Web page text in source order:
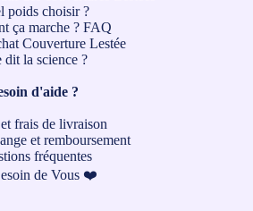
poids choisir ?
ça marche ? FAQ
Couverture Lestée
dit la science ?
d'aide ?
frais de livraison
et remboursement
fréquentes
de Vous ❤️